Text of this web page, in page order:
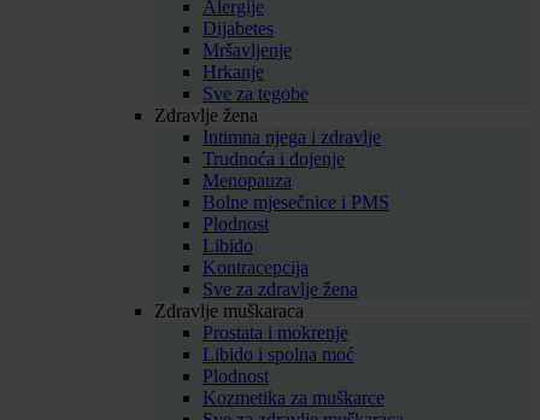
Alergije
Dijabetes
Mršavljenje
Hrkanje
Sve za tegobe
Zdravlje žena
Intimna njega i zdravlje
Trudnoća i dojenje
Menopauza
Bolne mjesečnice i PMS
Plodnost
Libido
Kontracepcija
Sve za zdravlje žena
Zdravlje muškaraca
Prostata i mokrenje
Libido i spolna moć
Plodnost
Kozmetika za muškarce